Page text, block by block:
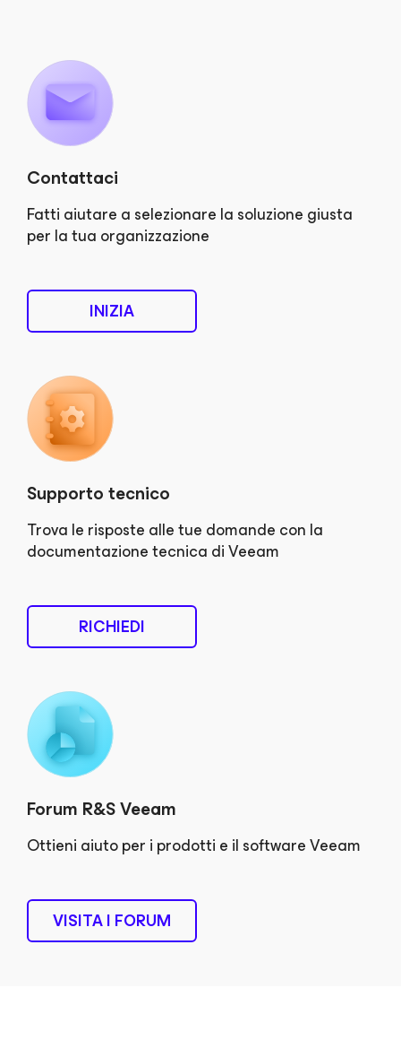
Contattaci
Fatti aiutare a selezionare la soluzione giusta
per la tua organizzazione
INIZIA
Supporto tecnico
Trova le risposte alle tue domande con la
documentazione tecnica di Veeam
RICHIEDI
Forum R&S Veeam
Ottieni aiuto per i prodotti e il software Veeam
VISITA I FORUM